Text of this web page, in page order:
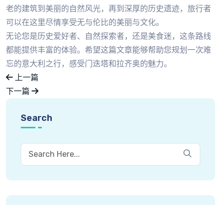
老的建筑到美丽的自然风光，再到深厚的历史遗迹，旅行者
可以在这里尽情享受无与伦比的美丽与文化。
无论您是历史爱好者、自然探索者，还是美食迷，这条路线
都能提供丰富的体验。希望这篇文章能够帮助您规划一次难
忘的意大利之行，感受门迭塔和拉齐奥的魅力。
上一篇
下一篇
Search